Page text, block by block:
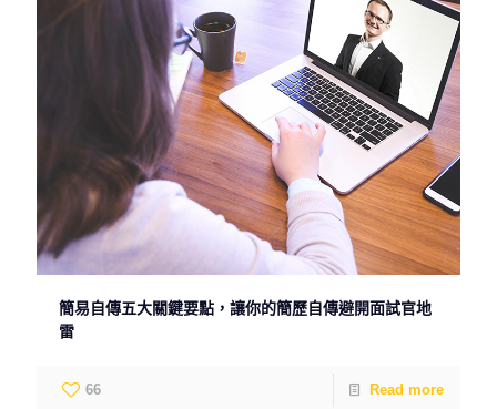
簡易自傳五大關鍵要點，讓你的簡歷自傳避開面試官地
雷
66 Read more